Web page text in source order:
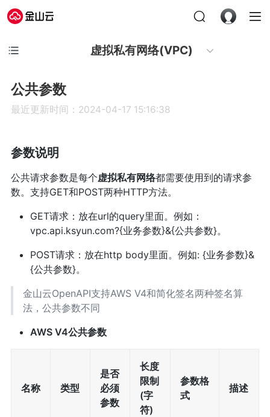
虚拟私有网络(VPC)
公共参数
最近更新时间：2024-04-17 15:16:38
参数说明
公共请求参数是每个虚拟私有网络都需要使用到的请求参
数。支持GET和POST两种HTTP方法。
GET请求：放在url的query里面。例如：
vpc.api.ksyun.com?{业务参数}&{公共参数}。
POST请求：放在http body里面。例如: {业务参数}&
{公共参数}。
金山云OpenAPI支持AWS V4和简化签名两种签名算
法，公共参数不同
AWS V4公共参数
名称 类型
是否
必须
参数
长度
限制
(字
符)
参数格
式
描述